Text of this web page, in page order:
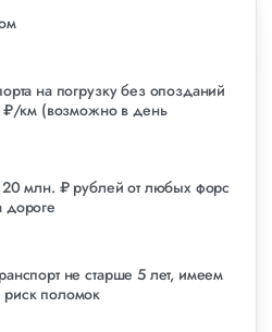
на погрузку без опозданий
₽/км (возможно в день
млн. ₽ рублей от любых форс
не старше 5 лет, имеем
поломок